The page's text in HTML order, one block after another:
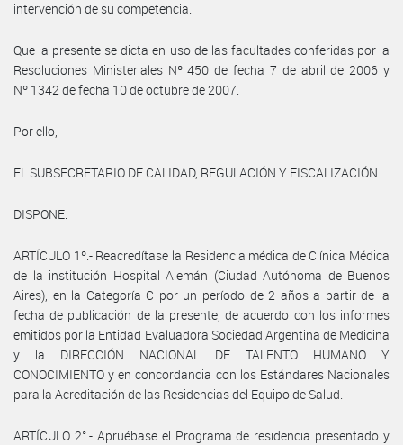
intervención de su competencia.
Que la presente se dicta en uso de las facultades conferidas por la
Resoluciones Ministeriales Nº 450 de fecha 7 de abril de 2006 y
Nº 1342 de fecha 10 de octubre de 2007.
Por ello,
EL SUBSECRETARIO DE CALIDAD, REGULACIÓN Y FISCALIZACIÓN
DISPONE:
ARTÍCULO 1º.- Reacredítase la Residencia médica de Clínica Médica
de la institución Hospital Alemán (Ciudad Autónoma de Buenos
Aires), en la Categoría C por un período de 2 años a partir de la
fecha de publicación de la presente, de acuerdo con los informes
emitidos por la Entidad Evaluadora Sociedad Argentina de Medicina
y la DIRECCIÓN NACIONAL DE TALENTO HUMANO Y
CONOCIMIENTO y en concordancia con los Estándares Nacionales
para la Acreditación de las Residencias del Equipo de Salud.
ARTÍCULO 2°.- Apruébase el Programa de residencia presentado y